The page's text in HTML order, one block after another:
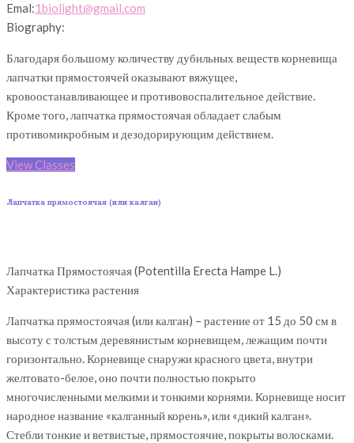
Emal:1biolight@gmail.com
Biography:
Благодаря большому количеству дубильных веществ корневища
лапчатки прямостоячей оказывают вяжущее,
кровоостанавливающее и противовоспалительное действие.
Кроме того, лапчатка прямостоячая обладает слабым
противомикробным и дезодорирующим действием.
View Classes
Лапчатка прямостоячая (или калган)
Лапчатка Прямостоячая (Potentilla Erecta Hampe L.)
Характеристика растения
Лапчатка прямостоячая (или калган) – растение от 15 до 50 см в
высоту с толстым деревянистым корневищем, лежащим почти
горизонтально. Корневище снаружи красного цвета, внутри
желтовато-белое, оно почти полностью покрыто
многочисленными мелкими и тонкими корнями. Корневище носит
народное название «калганный корень», или «дикий калган».
Стебли тонкие и ветвистые, прямостоячие, покрыты волосками.